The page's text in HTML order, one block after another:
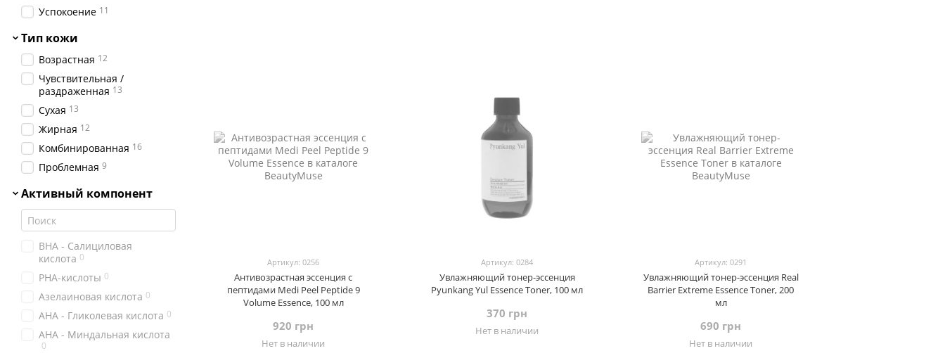
Артикул: 0256
Антивозрастная эссенция с
пептидами Medi Peel Peptide 9
Volume Essence, 100 мл
920 грн
Нет в наличии
Артикул: 0284
Увлажняющий тонер-эссенция
Pyunkang Yul Essence Toner, 100 мл
370 грн
Нет в наличии
Артикул: 0291
Увлажняющий тонер-эссенция Real
Barrier Extreme Essence Toner, 200
мл
690 грн
Нет в наличии
TIRTIR 0
TRANSPARENT-LAB
UIQ 1
Usolab 0
Успокоение 11
Тип кожи
Возрастная 12
Чувствительная /
раздраженная 13
Сухая 13
Жирная 12
Комбинированная 16
Проблемная 9
Активный компонент
BHA - Салициловая
кислота 0
PHA-кислоты 0
Азелаиновая кислота 0
АНА - Гликолевая кислота 0
АНА - Миндальная кислота
0